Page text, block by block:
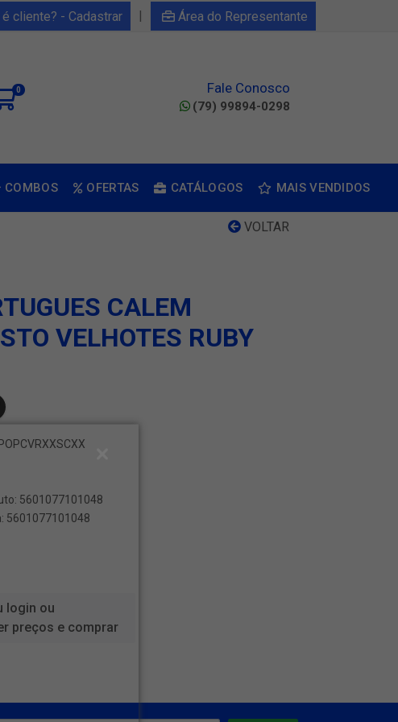
é cliente? - Cadastrar | Área do Representante
0 Fale Conosco
(79) 99894-0298
COMBOS OFERTAS CATÁLOGOS MAIS VENDIDOS
VOLTAR
CALEM
VELHOTES RUBY
5601077101048
5601077101048
login ou
preços e comprar